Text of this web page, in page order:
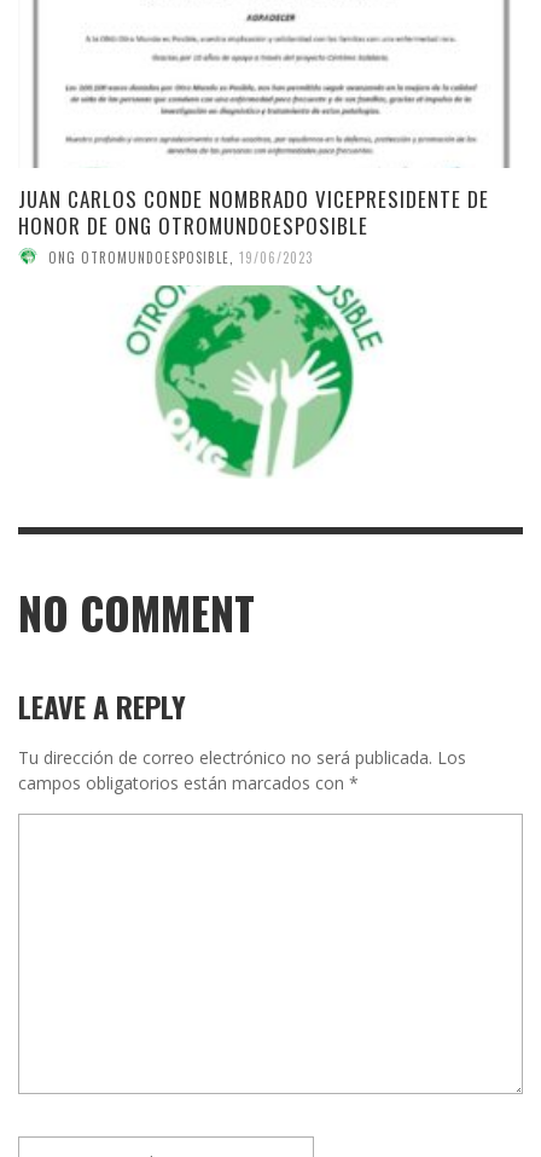
JUAN CARLOS CONDE NOMBRADO VICEPRESIDENTE DE
HONOR DE ONG OTROMUNDOESPOSIBLE
ONG OTROMUNDOESPOSIBLE 19/06/2023
NO COMMENT
LEAVE A REPLY
Tu dirección de correo electrónico no será publicada. Los
campos obligatorios están marcados con *